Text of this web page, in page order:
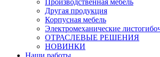
Производственная мебель
Другая продукция
Корпусная мебель
Электромеханические
ОТРАСЛЕВЫЕ РЕШЕНИЯ
НОВИНКИ
Наши работы